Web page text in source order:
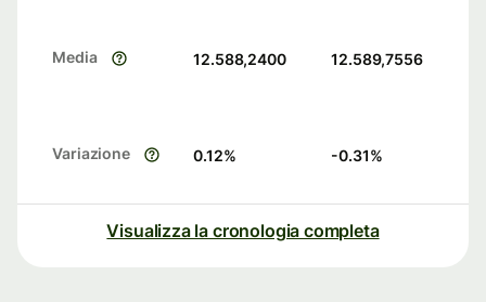
Media 12.588,2400 12.589,7556
Variazione 0.12% -0.31%
Visualizza la cronologia completa